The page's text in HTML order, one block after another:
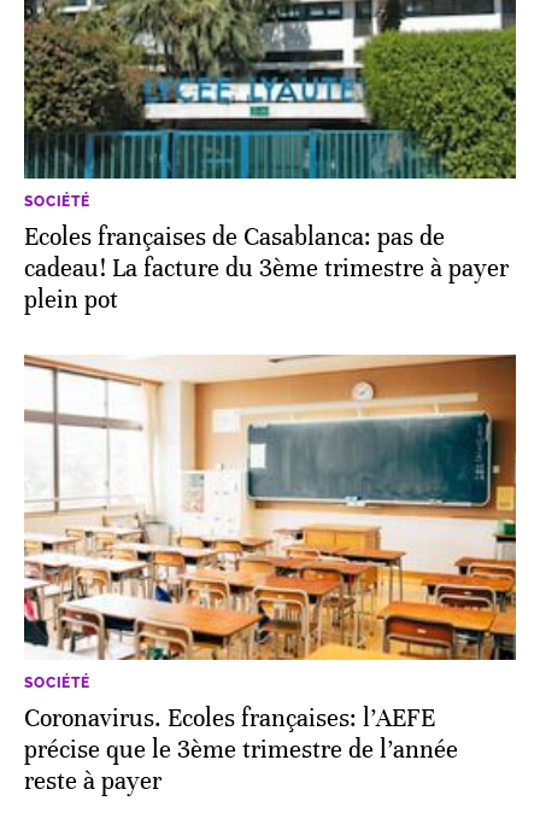
SOCIÉTÉ
Ecoles françaises de Casablanca: pas de
cadeau! La facture du 3ème trimestre à payer
plein pot
SOCIÉTÉ
Coronavirus. Ecoles françaises: l’AEFE
précise que le 3ème trimestre de l’année
reste à payer